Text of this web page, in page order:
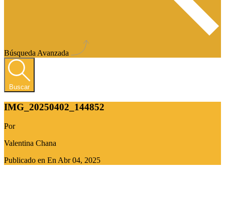
Búsqueda Avanzada
Buscar
IMG_20250402_144852
Por
Valentina Chana
Publicado en En Abr 04, 2025